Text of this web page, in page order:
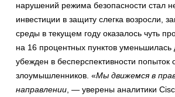
нарушений режима безопасности стал
инвестиции в защиту слегка возросли,
среды в текущем году оказалось чуть
на 16 процентных пунктов уменьшилась
убежден в бесперспективности попыток
злоумышленников. «Мы движемся в
направлении, — уверены аналитики